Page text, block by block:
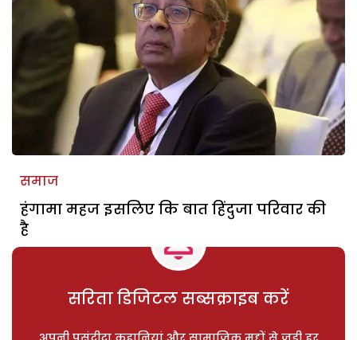
समाज
हंगामा महज इसलिए कि बात हिंदुजा परिवार की
है
सरिता डिजिटल सब्सक्राइब करें